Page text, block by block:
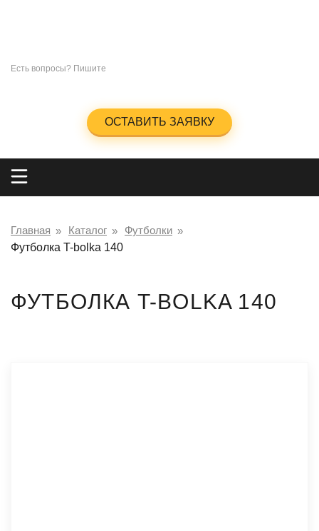
Есть вопросы? Пишите
ОСТАВИТЬ ЗАЯВКУ
Главная Каталог
Футболки
Футболка T-bolka 140
ФУТБОЛКА T-BOLKA 140